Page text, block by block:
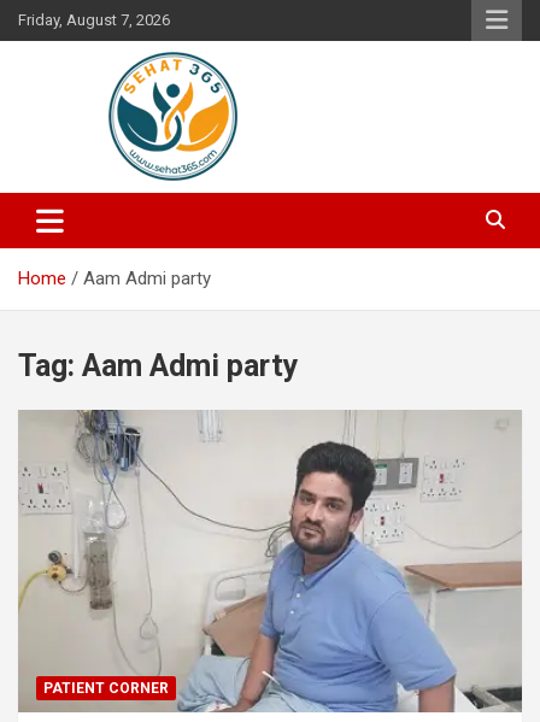
Skip
to
Friday, August 7, 2026
Sehat365
Your's Complete Health Guide
Home Aam Admi party
Tag: Aam Admi party
PATIENT CORNER